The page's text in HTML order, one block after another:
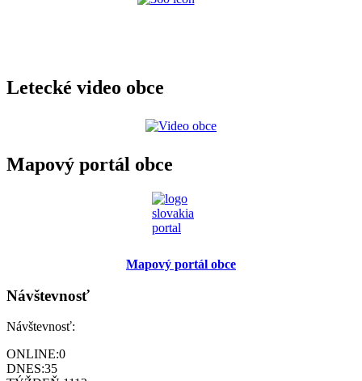
Letecké video obce
Mapový portál obce
Mapový portál obce
Návštevnosť
Návštevnosť:
ONLINE:0
DNES:35